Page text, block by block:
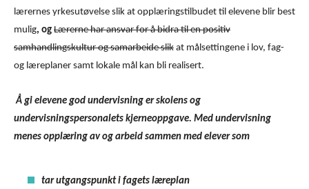
lærernes yrkesutøvelse slik at opplæringstilbudet til elevene blir best
mulig, og Lærerne har ansvar for å bidra til en positiv
samhandlingskultur og samarbeide slik at målsettingene i lov, fag-
og læreplaner samt lokale mål kan bli realisert.
Å gi elevene god undervisning er skolens og
undervisningspersonalets kjerneoppgave. Med undervisning
menes opplæring av og arbeid sammen med elever som
tar utgangspunkt i fagets læreplan